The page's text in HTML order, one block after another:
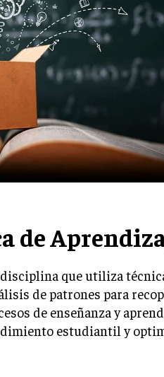
de
que utiliza
de patrones para
de enseñanza y
estudiantil y